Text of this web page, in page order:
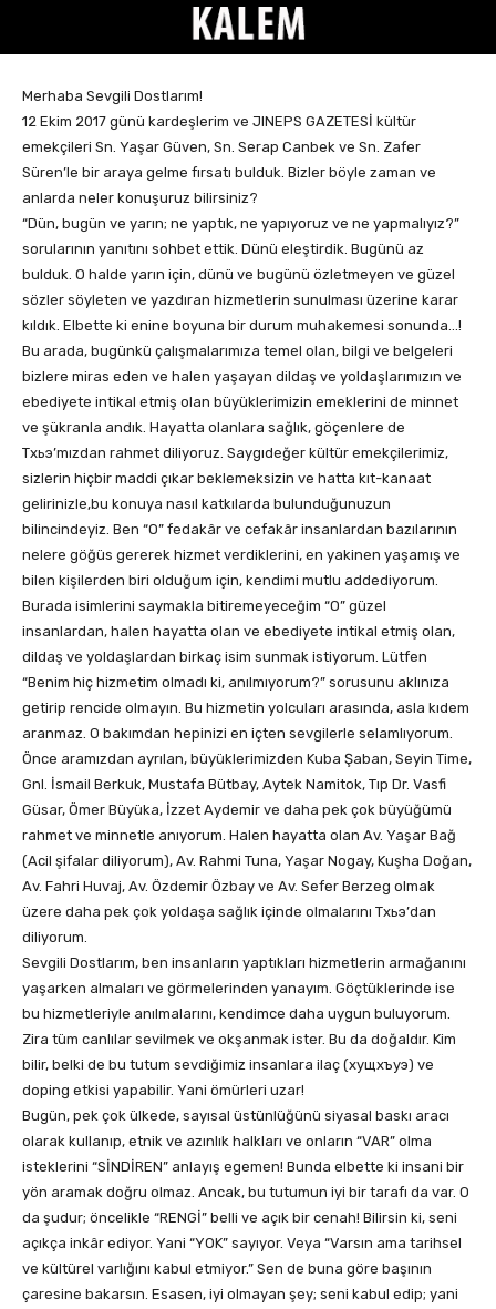
Merhaba Sevgili Dostlarım!
12 Ekim 2017 günü kardeşlerim ve JINEPS GAZETESİ kültür
emekçileri Sn. Yaşar Güven, Sn. Serap Canbek ve Sn. Zafer
Süren’le bir araya gelme fırsatı bulduk. Bizler böyle zaman ve
anlarda neler konuşuruz bilirsiniz?
“Dün, bugün ve yarın; ne yaptık, ne yapıyoruz ve ne yapmalıyız?”
sorularının yanıtını sohbet ettik. Dünü eleştirdik. Bugünü az
bulduk. O halde yarın için, dünü ve bugünü özletmeyen ve güzel
sözler söyleten ve yazdıran hizmetlerin sunulması üzerine karar
kıldık. Elbette ki enine boyuna bir durum muhakemesi sonunda…!
Bu arada, bugünkü çalışmalarımıza temel olan, bilgi ve belgeleri
bizlere miras eden ve halen yaşayan dildaş ve yoldaşlarımızın ve
ebediyete intikal etmiş olan büyüklerimizin emeklerini de minnet
ve şükranla andık. Hayatta olanlara sağlık, göçenlere de
Тхьэ’mızdan rahmet diliyoruz. Saygıdeğer kültür emekçilerimiz,
sizlerin hiçbir maddi çıkar beklemeksizin ve hatta kıt-kanaat
gelirinizle,bu konuya nasıl katkılarda bulunduğunuzun
bilincindeyiz. Ben “O” fedakâr ve cefakâr insanlardan bazılarının
nelere göğüs gererek hizmet verdiklerini, en yakinen yaşamış ve
bilen kişilerden biri olduğum için, kendimi mutlu addediyorum.
Burada isimlerini saymakla bitiremeyeceğim “O” güzel
insanlardan, halen hayatta olan ve ebediyete intikal etmiş olan,
dildaş ve yoldaşlardan birkaç isim sunmak istiyorum. Lütfen
“Benim hiç hizmetim olmadı ki, anılmıyorum?” sorusunu aklınıza
getirip rencide olmayın. Bu hizmetin yolcuları arasında, asla kıdem
aranmaz. O bakımdan hepinizi en içten sevgilerle selamlıyorum.
Önce aramızdan ayrılan, büyüklerimizden Kuba Şaban, Seyin Time,
Gnl. İsmail Berkuk, Mustafa Bütbay, Aytek Namitok, Tıp Dr. Vasfi
Güsar, Ömer Büyüka, İzzet Aydemir ve daha pek çok büyüğümü
rahmet ve minnetle anıyorum. Halen hayatta olan Av. Yaşar Bağ
(Acil şifalar diliyorum), Av. Rahmi Tuna, Yaşar Nogay, Kuşha Doğan,
Av. Fahri Huvaj, Av. Özdemir Özbay ve Av. Sefer Berzeg olmak
üzere daha pek çok yoldaşa sağlık içinde olmalarını Тхьэ’dan
diliyorum.
Sevgili Dostlarım, ben insanların yaptıkları hizmetlerin armağanını
yaşarken almaları ve görmelerinden yanayım. Göçtüklerinde ise
bu hizmetleriyle anılmalarını, kendimce daha uygun buluyorum.
Zira tüm canlılar sevilmek ve okşanmak ister. Bu da doğaldır. Kim
bilir, belki de bu tutum sevdiğimiz insanlara ilaç (хущхъуэ) ve
doping etkisi yapabilir. Yani ömürleri uzar!
Bugün, pek çok ülkede, sayısal üstünlüğünü siyasal baskı aracı
olarak kullanıp, etnik ve azınlık halkları ve onların “VAR” olma
isteklerini “SİNDİREN” anlayış egemen! Bunda elbette ki insani bir
yön aramak doğru olmaz. Ancak, bu tutumun iyi bir tarafı da var. O
da şudur; öncelikle “RENGİ” belli ve açık bir cenah! Bilirsin ki, seni
açıkça inkâr ediyor. Yani “YOK” sayıyor. Veya “Varsın ama tarihsel
ve kültürel varlığını kabul etmiyor.” Sen de buna göre başının
çaresine bakarsın. Esasen, iyi olmayan şey; seni kabul edip; yani